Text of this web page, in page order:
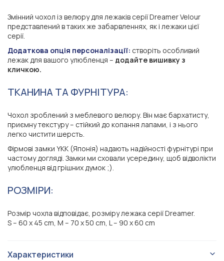
Змінний чохол із велюру для лежаків серії Dreamer Velour
представлений в таких же забарвленнях, як і лежаки цієї
серії.
Додаткова опція персоналізації: створіть особливий
лежак для вашого улюбленця – додайте вишивку з
кличкою.
ТКАНИНА ТА ФУРНІТУРА:
Чохол зроблений з меблевого велюру. Він має бархатисту,
приємну текстуру – стійкий до копання лапами, і з нього
легко чистити шерсть.
Фірмові замки YKK (Японія) надають надійності фурнітурі при
частому догляді. Замки ми сховали усередину, щоб відволікти
улюбленця від грішних думок ;).
РОЗМІРИ:
Розмір чохла відповідає, розміру лежака серії Dreamer.
S – 60 х 45 cm, M – 70 х 50 cm, L – 90 х 60 cm
Характеристики